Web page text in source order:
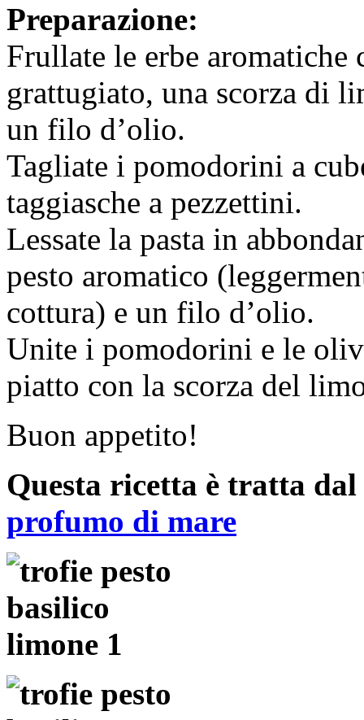
Preparazione:
Frullate le erbe
grattugiato, una scorza di
un filo d’olio.
Tagliate i pomodorini a
taggiasche a pezzettini.
Lessate la pasta in
pesto aromatico
cottura) e un filo d’olio.
Unite i pomodorini e le
piatto con la scorza del
Buon appetito!
Questa ricetta è tratta
profumo di mare